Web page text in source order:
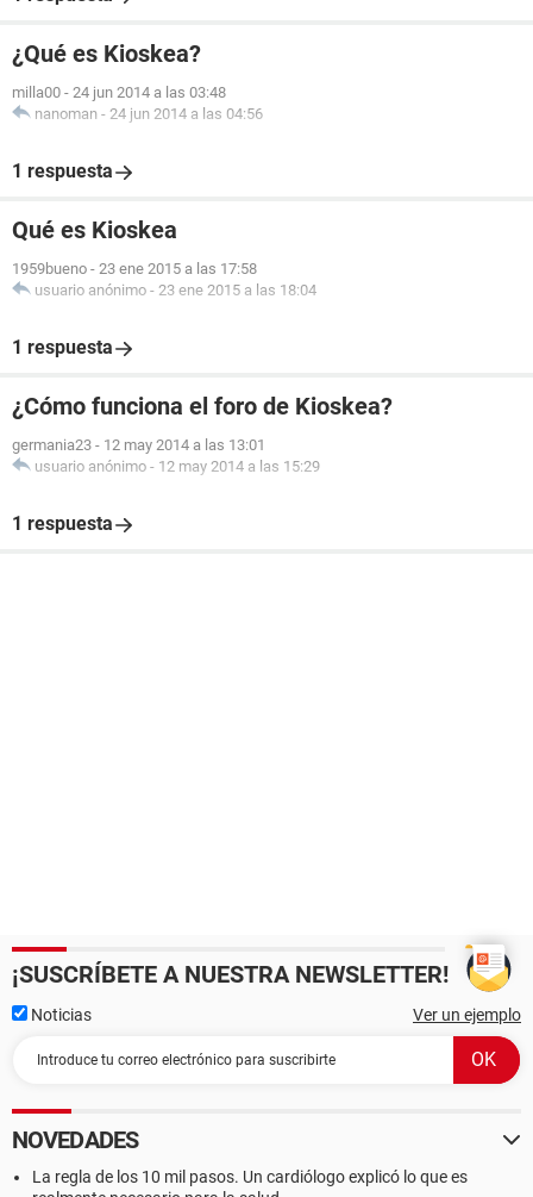
¿Qué es Kioskea?
milla00 - 24 jun 2014 a las 03:48
nanoman - 24 jun 2014 a las 04:56
1 respuesta
Qué es Kioskea
1959bueno - 23 ene 2015 a las 17:58
usuario anónimo - 23 ene 2015 a las 18:04
1 respuesta
¿Cómo funciona el foro de Kioskea?
germania23 - 12 may 2014 a las 13:01
usuario anónimo - 12 may 2014 a las 15:29
1 respuesta
¡SUSCRÍBETE A NUESTRA NEWSLETTER!
Noticias Ver un ejemplo
NOVEDADES
La regla de los 10 mil pasos. Un cardiólogo explicó lo que es